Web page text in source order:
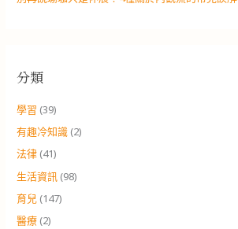
分類
學習 (39)
有趣冷知識 (2)
法律 (41)
生活資訊 (98)
育兒 (147)
醫療 (2)